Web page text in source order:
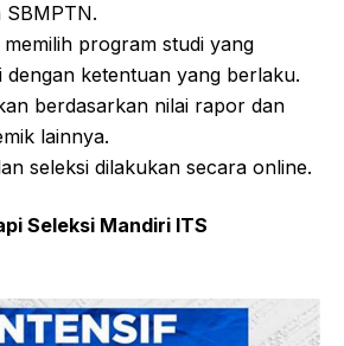
SBMPTN.
program studi yang
dengan ketentuan yang berlaku.
berdasarkan nilai rapor dan
lainnya.
seleksi dilakukan secara online.
Seleksi Mandiri ITS